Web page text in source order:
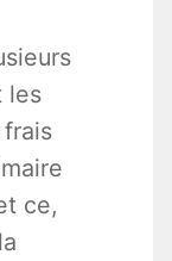
les
ce,